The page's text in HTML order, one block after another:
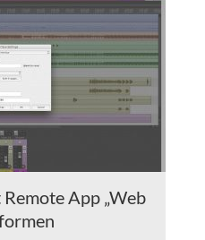
App „Web